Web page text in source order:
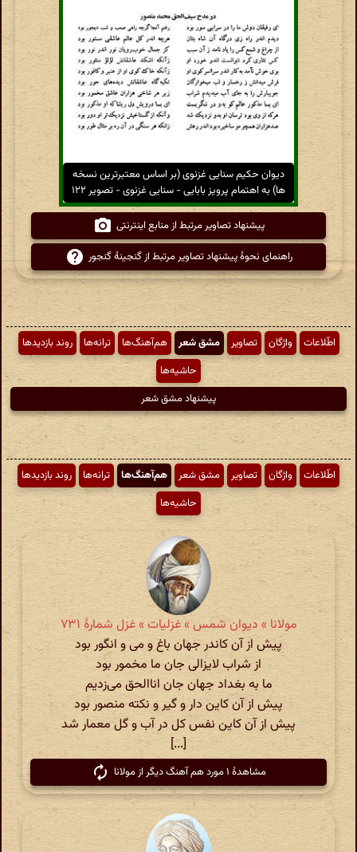
دیوان حکیم سنایی غزنوی (بر اساس معتبرترین نسخه
ها) به اهتمام پرویز بابایی - سنایی غزنوی - تصویر ۱۲۲
پیشنهاد تصاویر مرتبط از منابع اینترنتی
راهنمای نحوهٔ پیشنهاد تصاویر مرتبط از گنجینهٔ گنجور
اطّلاعات واژگان تصاویر مشق شعر هم‌آهنگ‌ها ترانه‌ها
روند بازدیدها
حاشیه‌ها
پیشنهاد مشق شعر
اطّلاعات واژگان تصاویر مشق شعر هم‌آهنگ‌ها ترانه‌ها
روند بازدیدها
حاشیه‌ها
مولانا » دیوان شمس » غزلیات » غزل شمارهٔ ۷۳۱
پیش از آن کاندر جهان باغ و می و انگور بود
از شراب لایزالی جان ما مخمور بود
ما به بغداد جهان جان اناالحق می‌زدیم
پیش از آن کاین دار و گیر و نکته منصور بود
پیش از آن کاین نفس کل در آب و گل معمار شد
[...]
مشاهدهٔ ۱ مورد هم آهنگ دیگر از مولانا